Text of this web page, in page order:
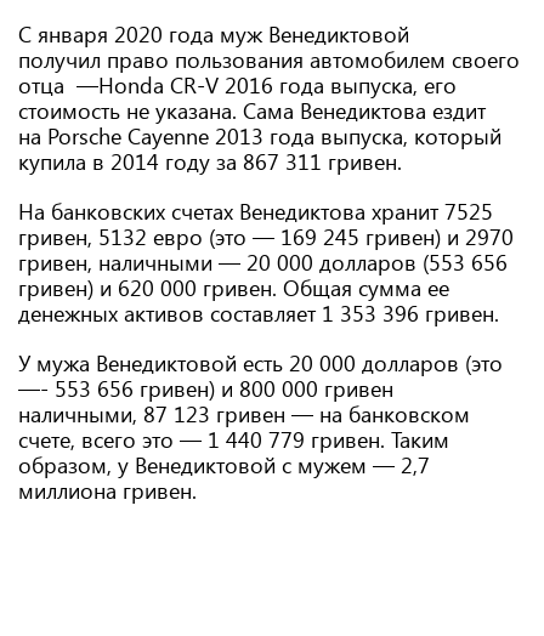
С января 2020 года муж Венедиктовой
получил право пользования автомобилем своего
отца —Honda CR-V 2016 года выпуска, его
стоимость не указана. Сама Венедиктова ездит
на Porsche Cayenne 2013 года выпуска, который
купила в 2014 году за 867 311 гривен.
На банковских счетах Венедиктова хранит 7525
гривен, 5132 евро (это — 169 245 гривен) и 2970
гривен, наличными — 20 000 долларов (553 656
гривен) и 620 000 гривен. Общая сумма ее
денежных активов составляет 1 353 396 гривен.
У мужа Венедиктовой есть 20 000 долларов (это
—- 553 656 гривен) и 800 000 гривен
наличными, 87 123 гривен — на банковском
счете, всего это — 1 440 779 гривен. Таким
образом, у Венедиктовой с мужем — 2,7
миллиона гривен.